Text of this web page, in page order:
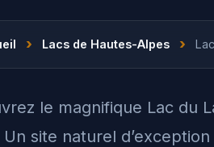
› Lacs de Hautes-Alpes ›
le magnifique Lac du
site naturel